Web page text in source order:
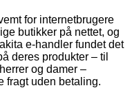
for internetbrugere
butikker på nettet, og
e-handler fundet det
deres produkter – til
og damer –
fragt uden betaling.